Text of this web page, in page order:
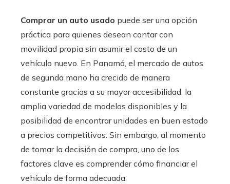
Comprar un auto usado puede ser una opción
práctica para quienes desean contar con
movilidad propia sin asumir el costo de un
vehículo nuevo. En Panamá, el mercado de autos
de segunda mano ha crecido de manera
constante gracias a su mayor accesibilidad, la
amplia variedad de modelos disponibles y la
posibilidad de encontrar unidades en buen estado
a precios competitivos. Sin embargo, al momento
de tomar la decisión de compra, uno de los
factores clave es comprender cómo financiar el
vehículo de forma adecuada.